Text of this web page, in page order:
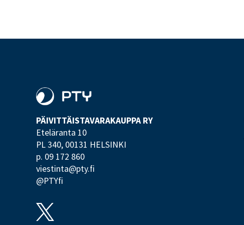
PÄIVITTÄISTAVARA­KAUPPA RY
Eteläranta 10
PL 340, 00131 HELSINKI
p. 09 172 860
viestinta@pty.fi
@PTYfi